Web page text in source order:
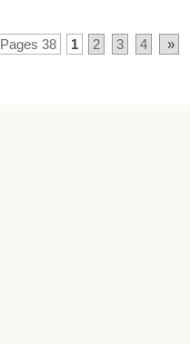
Pages 38 1 2 3 4 »